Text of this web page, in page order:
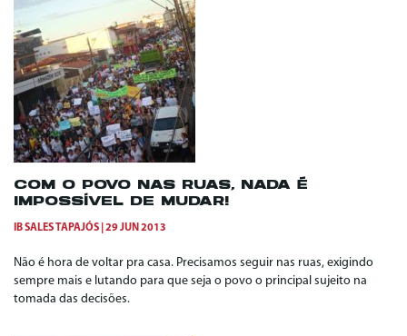
COM O POVO NAS RUAS, NADA É
IMPOSSÍVEL DE MUDAR!
IB SALES TAPAJÓS 29 JUN 2013
Não é hora de voltar pra casa. Precisamos seguir nas ruas, exigindo
sempre mais e lutando para que seja o povo o principal sujeito na
tomada das decisões.